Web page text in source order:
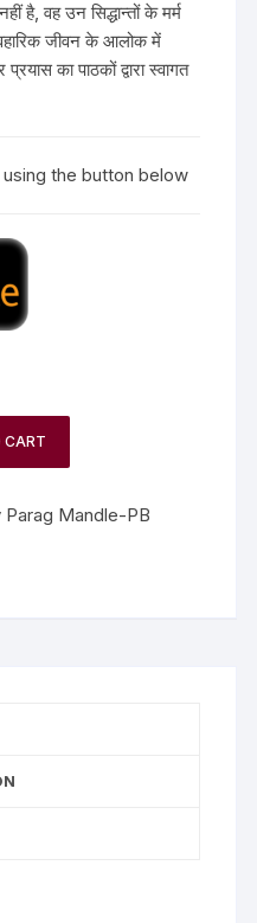
है, वह उन सिद्धान्तों के मर्म
जीवन के आलोक में
का पाठकों द्वारा स्वागत
using the button below
CART
Parag Mandle-PB